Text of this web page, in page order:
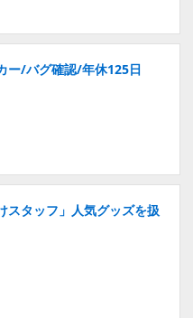
ー/バグ確認/年休125日
スタッフ」人気グッズを扱